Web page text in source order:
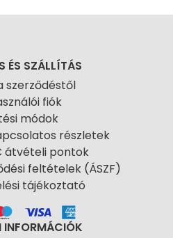
ÉS SZÁLLÍTÁS
szerződéstől
fiók
módok
részletek
átvételi pontok
feltételek (ÁSZF)
tájékoztató
INFORMÁCIÓK